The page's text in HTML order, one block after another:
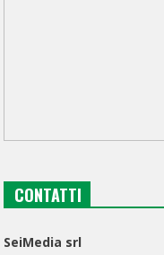
CONTATTI
SeiMedia srl